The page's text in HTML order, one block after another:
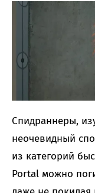
Спидраннеры,
неочевидный
из категорий
Portal можно